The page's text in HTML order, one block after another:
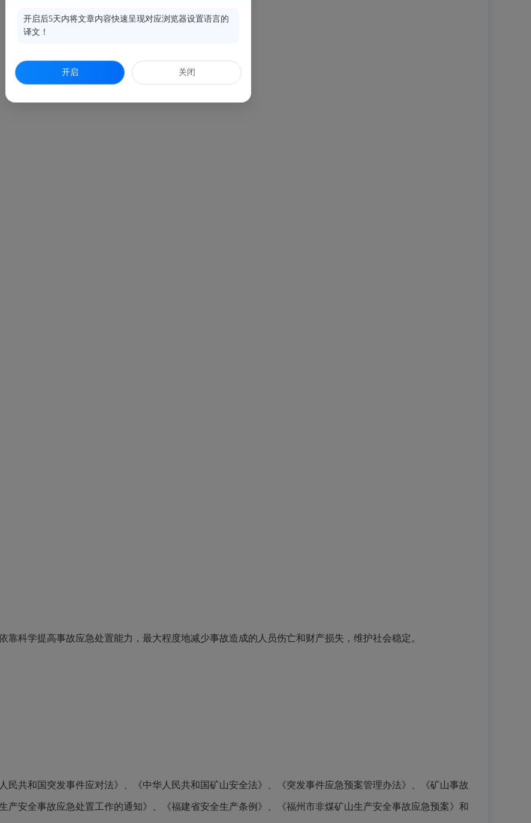
靠科学提高事故应急处置能力，最大程度地减少事故造成的人员伤亡和财产损失，维护社会稳定。
民共和国突发事件应对法》、《中华人民共和国矿山安全法》、《突发事件应急预案管理办法》、《矿山事故
产安全事故应急处置工作的通知》、《福建省安全生产条例》、《福州市非煤矿山生产安全事故应急预案》和
开启后5天内将文章内容快速呈现对应浏览器设置语言的
译文！
开启 关闭